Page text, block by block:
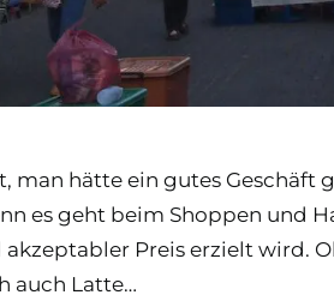
man hätte ein gutes
es geht beim Shoppen und
Preis erzielt wird.
auch Latte…